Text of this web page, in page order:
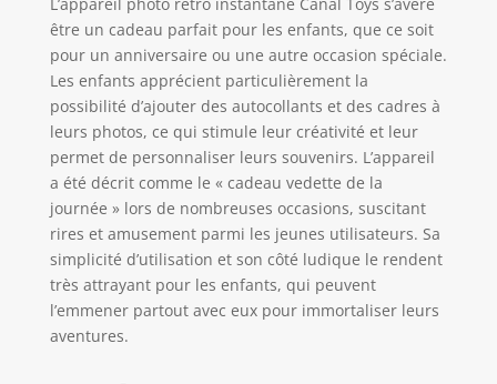
être un cadeau parfait pour les enfants, que ce soit
pour un anniversaire ou une autre occasion spéciale.
Les enfants apprécient particulièrement la
possibilité d’ajouter des autocollants et des cadres à
leurs photos, ce qui stimule leur créativité et leur
permet de personnaliser leurs souvenirs. L’appareil
a été décrit comme le « cadeau vedette de la
journée » lors de nombreuses occasions, suscitant
rires et amusement parmi les jeunes utilisateurs. Sa
simplicité d’utilisation et son côté ludique le rendent
très attrayant pour les enfants, qui peuvent
l’emmener partout avec eux pour immortaliser leurs
aventures.